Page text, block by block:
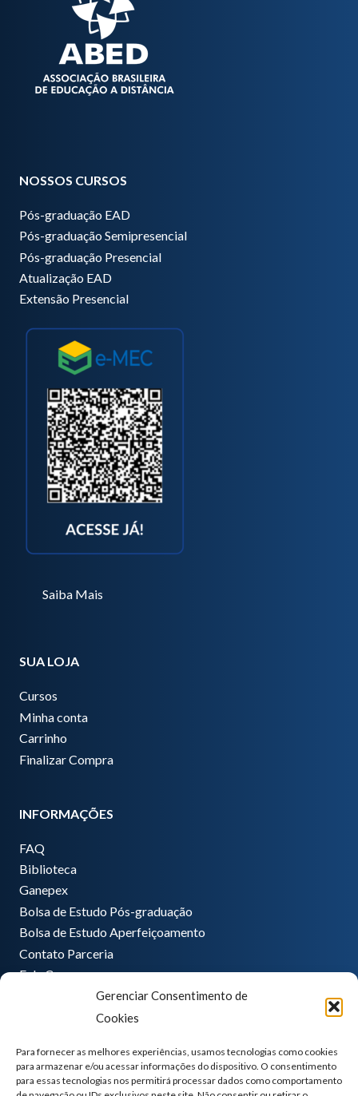
Gerenciar Consentimento de
Cookies
Para fornecer as melhores experiências, usamos tecnologias como cookies
para armazenar e/ou acessar informações do dispositivo. O consentimento
para essas tecnologias nos permitirá processar dados como comportamento
NOSSOS CURSOS
Pós-graduação EAD
Pós-graduação Semipresencial
Pós-graduação Presencial
Atualização EAD
Extensão Presencial
Saiba Mais
SUA LOJA
Cursos
Minha conta
Carrinho
Finalizar Compra
INFORMAÇÕES
FAQ
Biblioteca
Ganepex
Bolsa de Estudo Pós-graduação
Bolsa de Estudo Aperfeiçoamento
Contato Parceria
Fale Conosco
informatica@ganeplar.com.br